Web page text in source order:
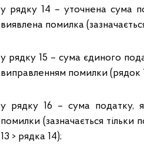
у рядку 14 – уточнена сума
виявлена помилка
у рядку 15 – сума єдиного
виправленням помилки (рядок
у рядку 16 – сума податку,
помилки (зазначається
13 > рядка 14);